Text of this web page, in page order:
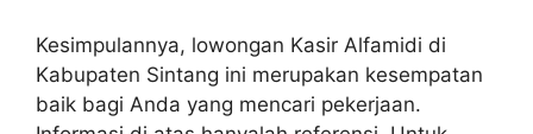
Kesimpulannya, lowongan Kasir Alfamidi di
Kabupaten Sintang ini merupakan kesempatan
baik bagi Anda yang mencari pekerjaan.